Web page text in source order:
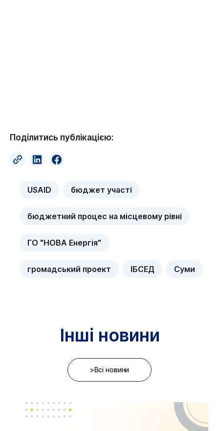
Поділитись публікацією:
USAID бюджет участі
бюджетний процес на місцевому рівні
ГО "НОВА Енергія"
громадський проект ІБСЕД Суми
Інші новини
>Всі новини